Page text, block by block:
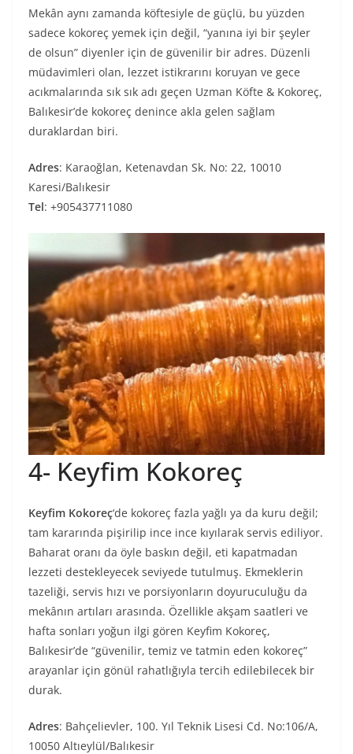
Mekân aynı zamanda köftesiyle de güçlü, bu yüzden
sadece kokoreç yemek için değil, “yanına iyi bir şeyler
de olsun” diyenler için de güvenilir bir adres. Düzenli
müdavimleri olan, lezzet istikrarını koruyan ve gece
acıkmalarında sık sık adı geçen Uzman Köfte & Kokoreç,
Balıkesir’de kokoreç denince akla gelen sağlam
duraklardan biri.
Adres: Karaoğlan, Ketenavdan Sk. No: 22, 10010
Karesi/Balıkesir
Tel: +905437711080
4- Keyfim Kokoreç
Keyfim Kokoreç‘de kokoreç fazla yağlı ya da kuru değil;
tam kararında pişirilip ince ince kıyılarak servis ediliyor.
Baharat oranı da öyle baskın değil, eti kapatmadan
lezzeti destekleyecek seviyede tutulmuş. Ekmeklerin
tazeliği, servis hızı ve porsiyonların doyuruculuğu da
mekânın artıları arasında. Özellikle akşam saatleri ve
hafta sonları yoğun ilgi gören Keyfim Kokoreç,
Balıkesir’de “güvenilir, temiz ve tatmin eden kokoreç”
arayanlar için gönül rahatlığıyla tercih edilebilecek bir
durak.
Adres: Bahçelievler, 100. Yıl Teknik Lisesi Cd. No:106/A,
10050 Altıeylül/Balıkesir